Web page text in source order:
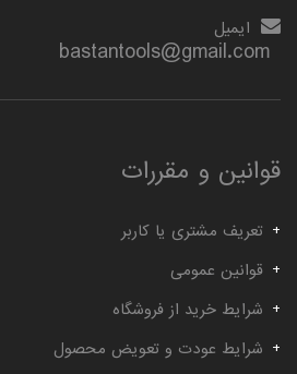
ایمیل
bastantools@gmail.com
قوانین و مقررات
تعریف مشتری یا کاربر
قوانین عمومی
شرایط خرید از فروشگاه
شرایط عودت و تعویض محصول